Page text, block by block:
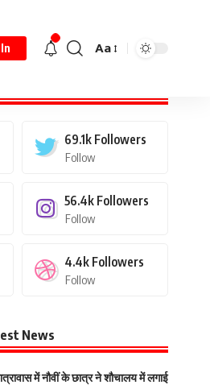
Aa
69.1k Followers
Follow
56.4k Followers
Follow
4.4k Followers
Follow
News
में नौवीं के छात्र ने शौचालय में लगाई